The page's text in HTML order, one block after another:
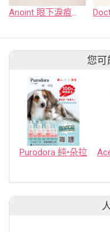
您可
Purodora 純•朵拉